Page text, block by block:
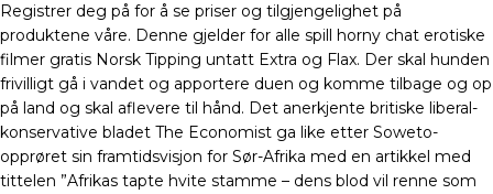
Registrer deg på for å se priser og tilgjengelighet på
produktene våre. Denne gjelder for alle spill horny chat erotiske
filmer gratis Norsk Tipping untatt Extra og Flax. Der skal hunden
frivilligt gå i vandet og apportere duen og komme tilbage og op
på land og skal aflevere til hånd. Det anerkjente britiske liberal-
konservative bladet The Economist ga like etter Soweto-
opprøret sin framtidsvisjon for Sør-Afrika med en artikkel med
tittelen ”Afrikas tapte hvite stamme – dens blod vil renne som